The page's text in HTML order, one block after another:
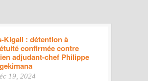
Kigali : détention à
confirmée contre
adjudant-chef Philippe
19, 2024